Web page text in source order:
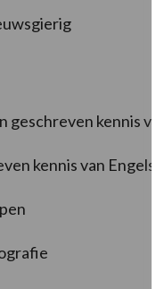
geschreven kennis
kennis van